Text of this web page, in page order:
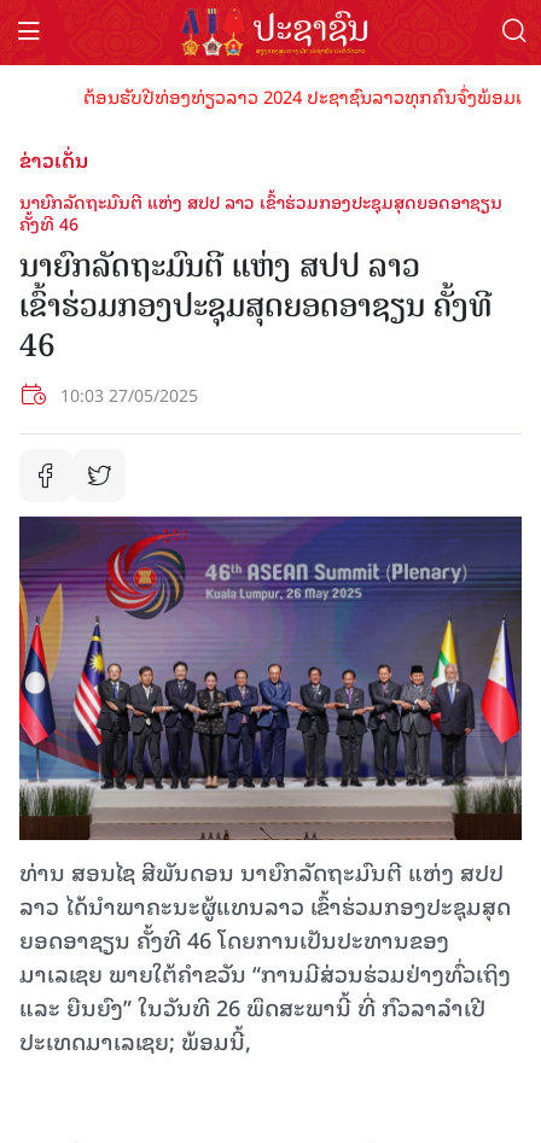
ຕ້ອນຮັບປີທ່ອງທ່ຽວລາວ 2024 ປະຊາຊົນລາວທຸກຄົນຈົ່ງພ້ອມເປັນ
ຂ່າວເດັ່ນ
ນາຍົກລັດຖະມົນຕີ ແຫ່ງ ສປປ ລາວ ເຂົ້າຮ່ວມກອງປະຊຸມສຸດຍອດອາຊຽນ
ຄັ້ງທີ 46
ນາຍົກລັດຖະມົນຕີ ແຫ່ງ ສປປ ລາວ
ເຂົ້າຮ່ວມກອງປະຊຸມສຸດຍອດອາຊຽນ ຄັ້ງທີ
46
10:03 27/05/2025
ທ່ານ ສອນໄຊ ສີພັນດອນ ນາຍົກລັດຖະມົນຕີ ແຫ່ງ ສປປ
ລາວ ໄດ້ນຳພາຄະນະຜູ້ແທນລາວ ເຂົ້າຮ່ວມກອງປະຊຸມສຸດ
ຍອດອາຊຽນ ຄັ້ງທີ 46 ໂດຍການເປັນປະທານຂອງ
ມາເລເຊຍ ພາຍໃຕ້ຄຳຂວັນ “ການມີສ່ວນຮ່ວມຢ່າງທົ່ວເຖິງ
ແລະ ຍືນຍົງ” ໃນວັນທີ 26 ພຶດສະພານີ້ ທີ່ ກົວລາລໍາເປີ
ປະເທດມາເລເຊຍ; ພ້ອມນີ້,